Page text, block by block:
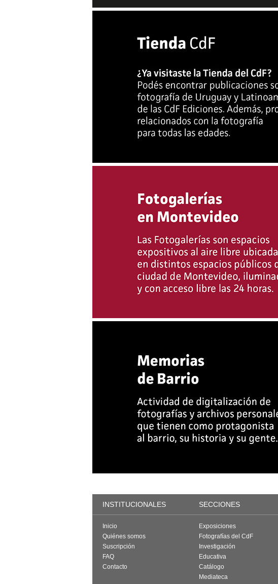
INSTITUCIONALES SECCIONES
Inicio
Quiénes somos
Suscripción
FAQ
Contacto
Exposiciones
Fotografías del CdF
Investigación
Educativa
Catálogo
Mediateca